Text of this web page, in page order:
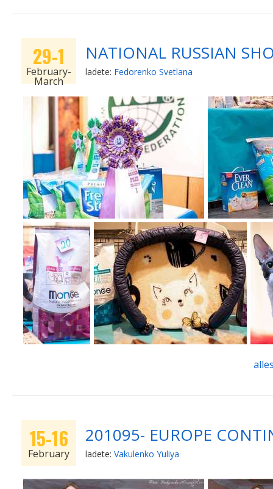
29-1
February-
March
NATIONAL RUSSIAN
ladete: Fedorenko Svetlana
15-16
February
201095- EUROPE
ladete: Vakulenko Yuliya